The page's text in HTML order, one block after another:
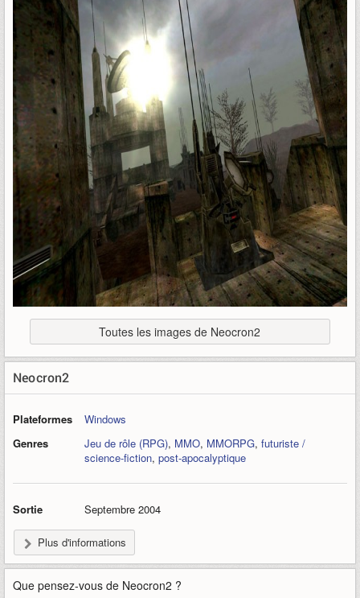
Toutes les images de Neocron2
Neocron2
Plateformes
Windows
Genres
Jeu de rôle (RPG), MMO, MMORPG, futuriste /
science-fiction, post-apocalyptique
Sortie Septembre 2004
Plus d'informations
Que pensez-vous de Neocron2 ?